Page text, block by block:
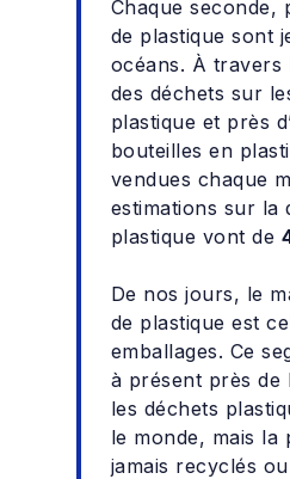
Chaque seconde,
de plastique sont
océans. À travers
des déchets sur
plastique et près
bouteilles en
vendues chaque
estimations sur la
plastique vont de
De nos jours, le
de plastique est
emballages. Ce
à présent près de
les déchets
le monde, mais la
jamais recyclés